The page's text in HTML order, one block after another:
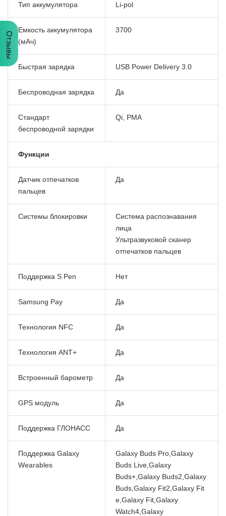
Тип аккумулятора Li-pol
Емкость аккумулятора
(мАч)
3700
Быстрая зарядка USB Power Delivery 3.0
Беспроводная зарядка Да
Стандарт
беспроводной зарядки
Qi, PMA
Функции
Датчик отпечатков
пальцев
Да
Системы блокировки
Система распознавания
лица
Ультразвуковой сканер
отпечатков пальцев
Поддержка S Pen Нет
Samsung Pay Да
Технология NFC Да
Технология ANT+ Да
Встроенный барометр Да
GPS модуль Да
Поддержка ГЛОНАСС Да
Поддержка Galaxy
Wearables
Galaxy Buds Pro,Galaxy
Buds Live,Galaxy
Buds+,Galaxy Buds2,Galaxy
Buds,Galaxy Fit2,Galaxy Fit
e,Galaxy Fit,Galaxy
Watch4,Galaxy
Отзывы